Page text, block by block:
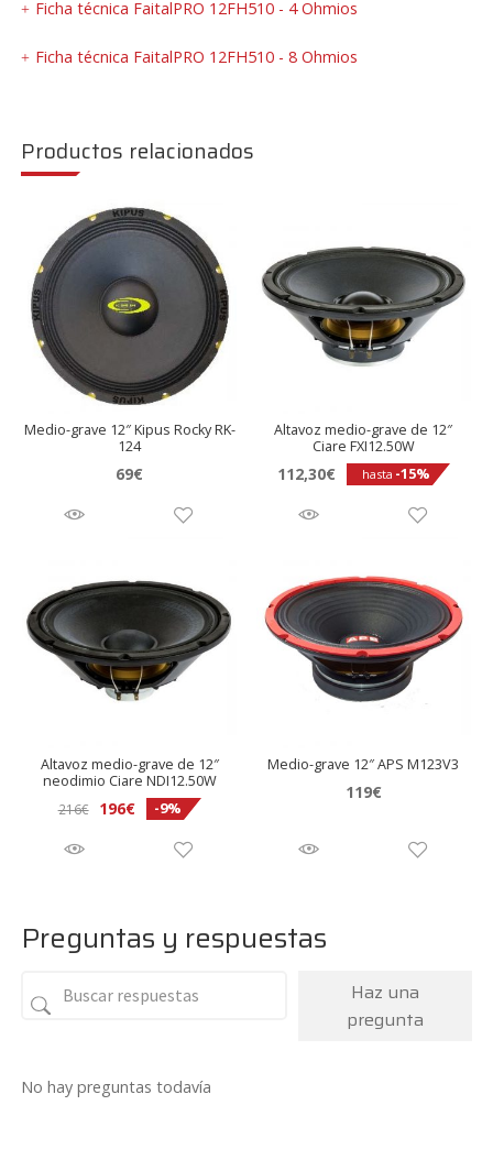
Ficha técnica FaitalPRO 12FH510 - 4 Ohmios
Ficha técnica FaitalPRO 12FH510 - 8 Ohmios
Productos relacionados
Medio-grave 12″ Kipus Rocky RK-
124
69€
Altavoz medio-grave de 12″
Ciare FXI12.50W
112,30€ hasta -15%
Altavoz medio-grave de 12″
neodimio Ciare NDI12.50W
216€ 196€ -9%
Medio-grave 12″ APS M123V3
119€
Preguntas y respuestas
Haz una
pregunta
No hay preguntas todavía